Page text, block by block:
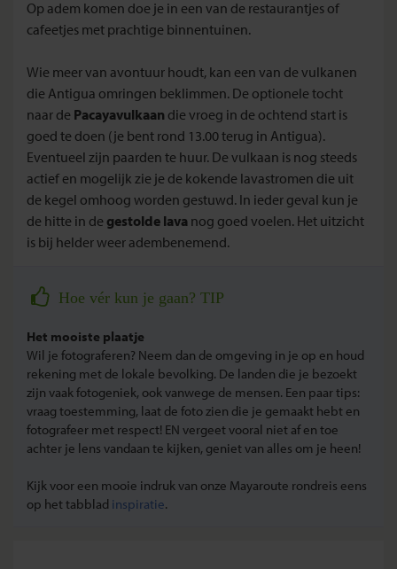
Op adem komen doe je in een van de restaurantjes of
cafeetjes met prachtige binnentuinen.
Wie meer van avontuur houdt, kan een van de vulkanen
die Antigua omringen beklimmen. De optionele tocht
naar de Pacayavulkaan die vroeg in de ochtend start is
goed te doen (je bent rond 13.00 terug in Antigua).
Eventueel zijn paarden te huur. De vulkaan is nog steeds
actief en mogelijk zie je de kokende lavastromen die uit
de kegel omhoog worden gestuwd. In ieder geval kun je
de hitte in de gestolde lava nog goed voelen. Het uitzicht
is bij helder weer adembenemend.
Hoe vér kun je gaan? TIP
Het mooiste plaatje
Wil je fotograferen? Neem dan de omgeving in je op en houd
rekening met de lokale bevolking. De landen die je bezoekt
zijn vaak fotogeniek, ook vanwege de mensen. Een paar tips:
vraag toestemming, laat de foto zien die je gemaakt hebt en
fotografeer met respect! EN vergeet vooral niet af en toe
achter je lens vandaan te kijken, geniet van alles om je heen!
Kijk voor een mooie indruk van onze Mayaroute rondreis eens
op het tabblad inspiratie.